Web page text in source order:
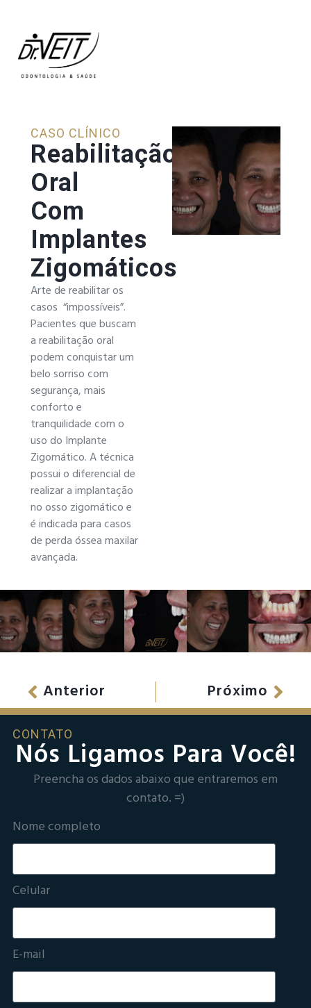
CASO CLÍNICO
Reabilitação
Oral
Com
Implantes
Zigomáticos
Arte de reabilitar os
casos “impossíveis”.
Pacientes que buscam
a reabilitação oral
podem conquistar um
belo sorriso com
segurança, mais
conforto e
tranquilidade com o
uso do Implante
Zigomático. A técnica
possui o diferencial de
realizar a implantação
no osso zigomático e
é indicada para casos
de perda óssea maxilar
avançada.
Anterior Próximo
CONTATO
Nós Ligamos Para Você!
Preencha os dados abaixo que entraremos em
contato. =)
Nome completo
Celular
E-mail